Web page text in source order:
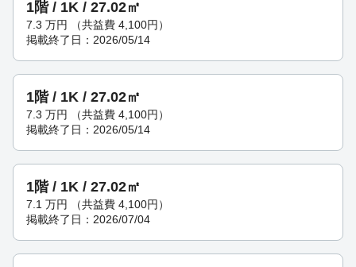
1階 / 1K / 27.02㎡
7.3 万円 （共益費 4,100円）
掲載終了日：2026/05/14
1階 / 1K / 27.02㎡
7.3 万円 （共益費 4,100円）
掲載終了日：2026/05/14
1階 / 1K / 27.02㎡
7.1 万円 （共益費 4,100円）
掲載終了日：2026/07/04